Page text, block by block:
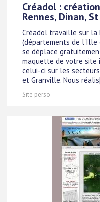
Créadol :
Rennes, Dinan,
Créadol travaille sur la
(départements de l'Ille
se déplace
maquette de votre site
celui-ci sur les secteurs
et Granville. Nous
Site perso